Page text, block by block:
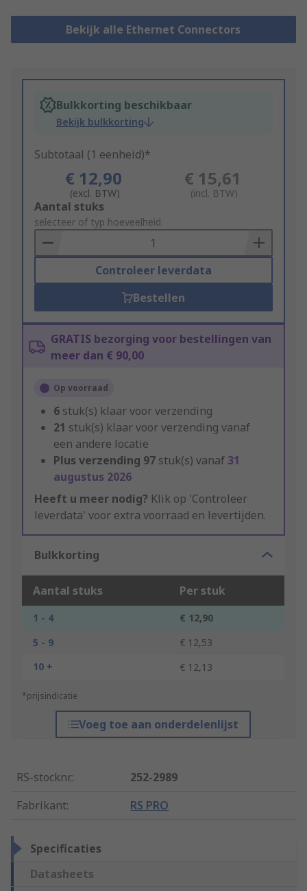
Bekijk alle Ethernet Connectors
Bulkkorting beschikbaar
Bekijk bulkkorting
Subtotaal (1 eenheid)*
€ 12,90
(excl. BTW)
€ 15,61
(incl. BTW)
Add
to
Basket
Aantal stuks
selecteer of typ hoeveelheid
Controleer leverdata
Bestellen
GRATIS bezorging voor bestellingen van
meer dan € 90,00
Op voorraad
6 stuk(s) klaar voor verzending
21 stuk(s) klaar voor verzending vanaf
een andere locatie
Plus verzending 97 stuk(s) vanaf31
augustus 2026
Heeft u meer nodig? Klik op 'Controleer
leverdata' voor extra voorraad en levertijden.
Bulkkorting
Aantal stuks Per stuk
1 - 4
€ 12,90
5 - 9
€ 12,53
10 +
€ 12,13
*prijsindicatie
Voeg toe aan onderdelenlijst
RS-stocknr.:
252-2989
Fabrikant: RS PRO
Specificaties
Datasheets